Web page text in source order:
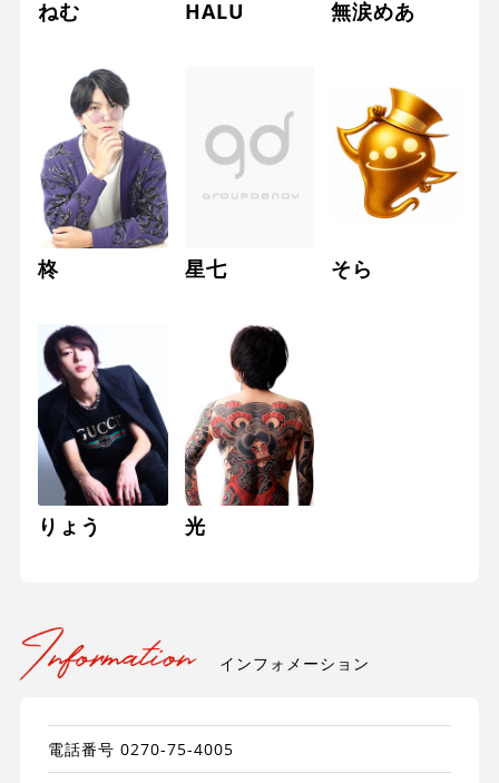
ねむ HALU 無涙めあ
柊 星七 そら
りょう 光
インフォメーション
電話番号 0270-75-4005